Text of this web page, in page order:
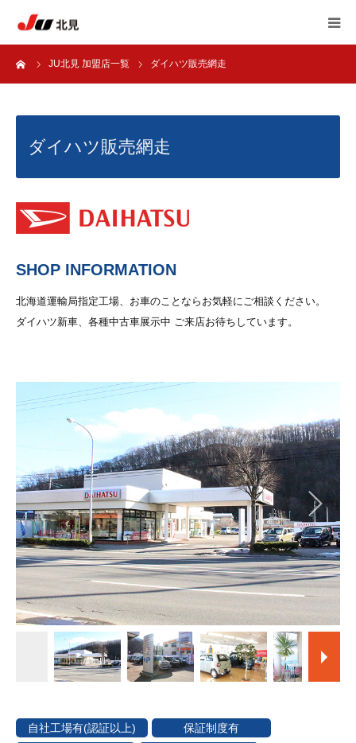
JU北見 加盟店一覧 ダイハツ販売網走
ダイハツ販売網走
SHOP INFORMATION
北海道運輸局指定工場、お車のことならお気軽にご相談ください。
ダイハツ新車、各種中古車展示中 ご来店お待ちしています。
自社工場有(認証以上)
保証制度有
HOME
中古自動車販売士
JU北見 加盟店一覧
JU北見 概要
自動車 相談室